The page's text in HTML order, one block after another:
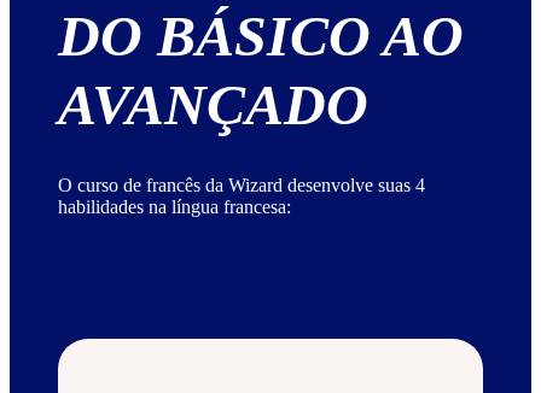
DO BÁSICO AO
AVANÇADO
O curso de francês da Wizard desenvolve suas 4
habilidades na língua francesa: